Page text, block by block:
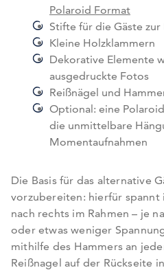
Polaroid Format
Stifte für die Gäste
Kleine Holzklammern
Dekorative Elemente
ausgedruckte Fotos
Reißnägel und
Optional: eine
die unmittelbare
Momentaufnahmen
Die Basis für das alternative
vorzubereiten: hierfür spannt
nach rechts im Rahmen – je
oder etwas weniger
mithilfe des Hammers an
Reißnagel auf der Rückseite